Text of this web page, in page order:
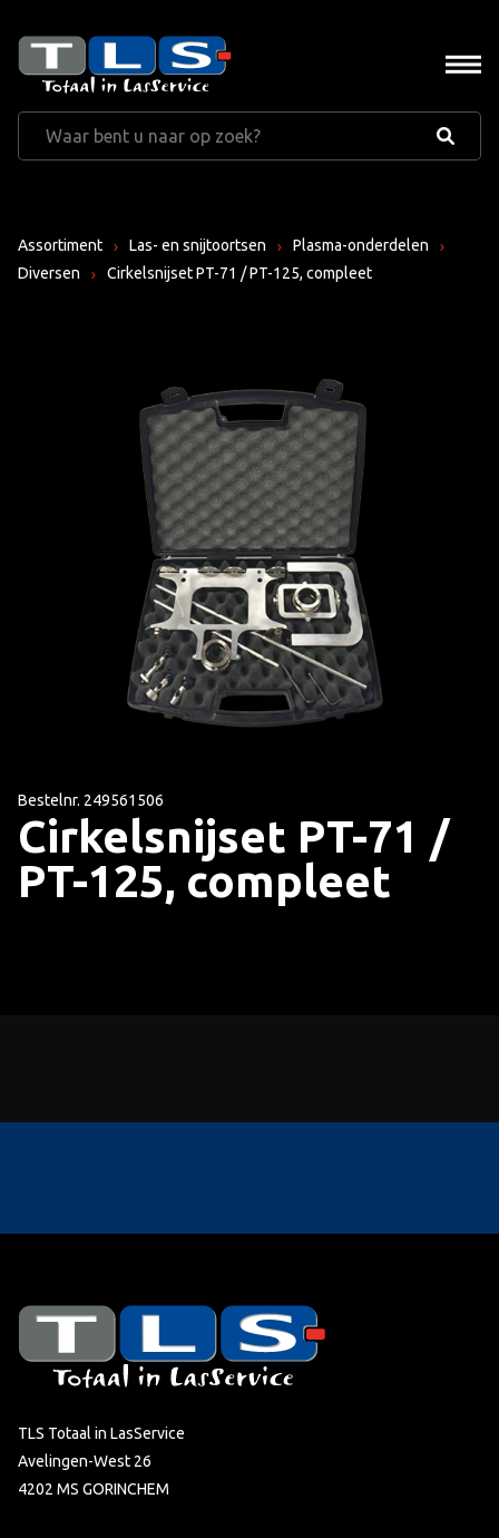
Assortiment Las- en snijtoortsen
Plasma-onderdelen
Diversen
Cirkelsnijset PT-71 / PT-125, compleet
Bestelnr. 249561506
Cirkelsnijset PT-71 /
PT-125, compleet
TLS Totaal in LasService
Avelingen-West 26
4202 MS GORINCHEM